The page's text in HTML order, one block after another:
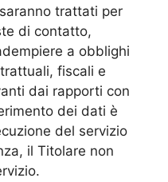
trattati per
di contatto,
a obblighi
fiscali e
dai rapporti con
dei dati è
del servizio
il Titolare non